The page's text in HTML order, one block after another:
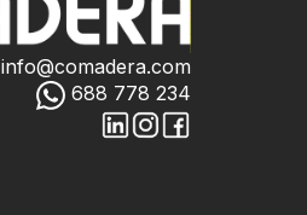
info@comadera.com
688 778 234